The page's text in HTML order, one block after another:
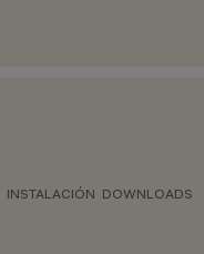
INSTALACIÓN DOWNLOADS